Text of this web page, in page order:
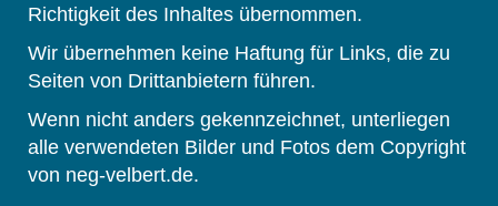
Richtigkeit des Inhaltes übernommen.
Wir übernehmen keine Haftung für Links, die zu
Seiten von Drittanbietern führen.
Wenn nicht anders gekennzeichnet, unterliegen
alle verwendeten Bilder und Fotos dem Copyright
von neg-velbert.de.